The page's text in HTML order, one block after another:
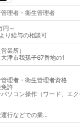
理者・衛生管理者
円～
り給与の相談可
業所）
津市我孫子67番地の1
理者・衛生管理者資格
許
ソコン操作（ワード、エ
行などでの業...